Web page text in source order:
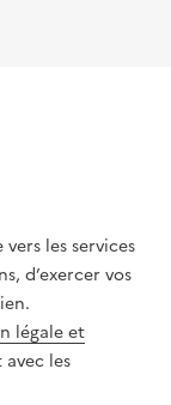
les services
d’exercer vos
légale et
les